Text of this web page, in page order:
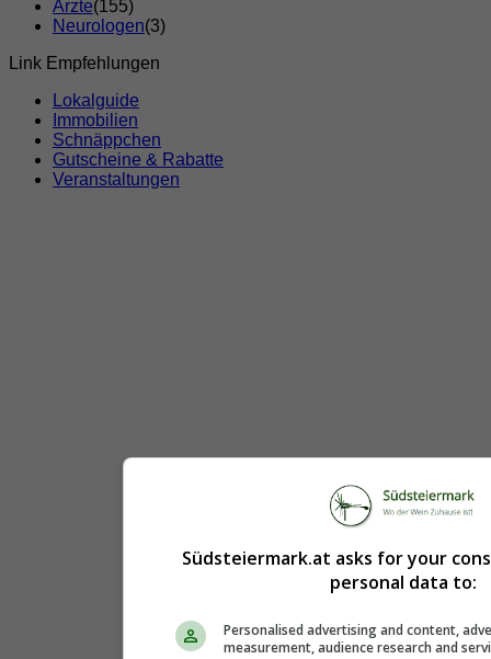
Ärzte(155)
Neurologen(3)
Link Empfehlungen
Lokalguide
Immobilien
Schnäppchen
Gutscheine & Rabatte
Veranstaltungen
Südsteiermark.at asks for your
personal data to:
Personalised advertising and content,
measurement, audience research and